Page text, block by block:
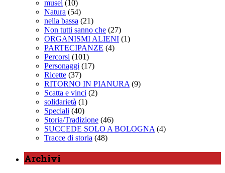
musei (10)
Natura (54)
nella bassa (21)
Non tutti sanno che (27)
ORGANISMI ALIENI (1)
PARTECIPANZE (4)
Percorsi (101)
Personaggi (17)
Ricette (37)
RITORNO IN PIANURA (9)
Scatta e vinci (2)
solidarietà (1)
Speciali (40)
Storia/Tradizione (46)
SUCCEDE SOLO A BOLOGNA (4)
Tracce di storia (48)
Archivi